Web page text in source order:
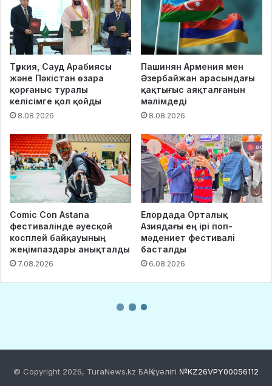
© Copyright 2026, TuraNews.kz БАҚ куәлігі №KZ26VPY00056112